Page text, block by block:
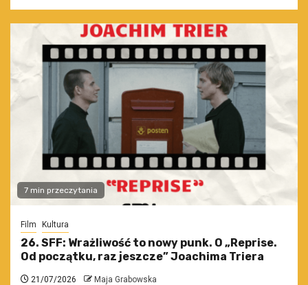
7 min przeczytania
Film Kultura
26. SFF: Wrażliwość to nowy punk. O „Reprise.
Od początku, raz jeszcze” Joachima Triera
21/07/2026 Maja Grabowska